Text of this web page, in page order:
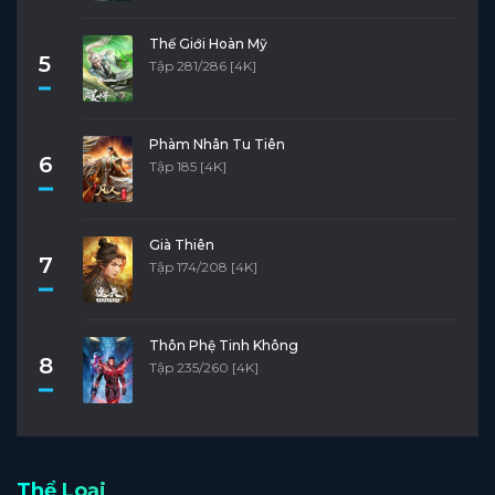
5
Thế Giới Hoàn Mỹ
Tập 281/286 [4K]
6
Phàm Nhân Tu Tiên
Tập 185 [4K]
7
Già Thiên
Tập 174/208 [4K]
8
Thôn Phệ Tinh Không
Tập 235/260 [4K]
Thể Loại